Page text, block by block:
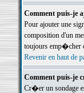
Comment puis-je
Pour ajouter une
composition d'un
toujours emp�cher
Revenir en haut de
Comment puis-je
Cr�er un sondage